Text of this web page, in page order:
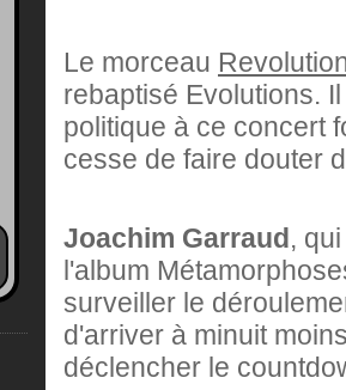
Le morceau
rebaptisé Evolutions.
politique à ce concert
cesse de faire douter
Joachim Garraud,
l'album
surveiller le
d'arriver à minuit
déclencher le